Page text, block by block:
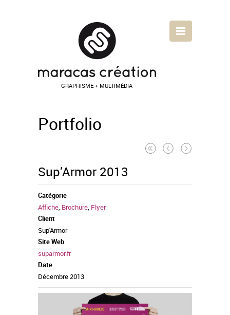
GRAPHISME + MULTIMÉDIA
Portfolio
Sup’Armor 2013
Catégorie
Affiche, Brochure, Flyer
Client
Sup'Armor
Site Web
suparmor.fr
Date
Décembre 2013